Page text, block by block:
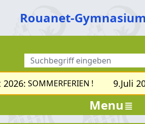
Rouanet-
SOMMERFERIEN ! 9.Juli
Menu